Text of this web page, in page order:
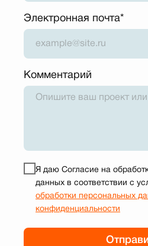
Электронная почта*
Комментарий
Я даю Cогласие на
данных в соответствии с
обработки персональных
конфиденциальности